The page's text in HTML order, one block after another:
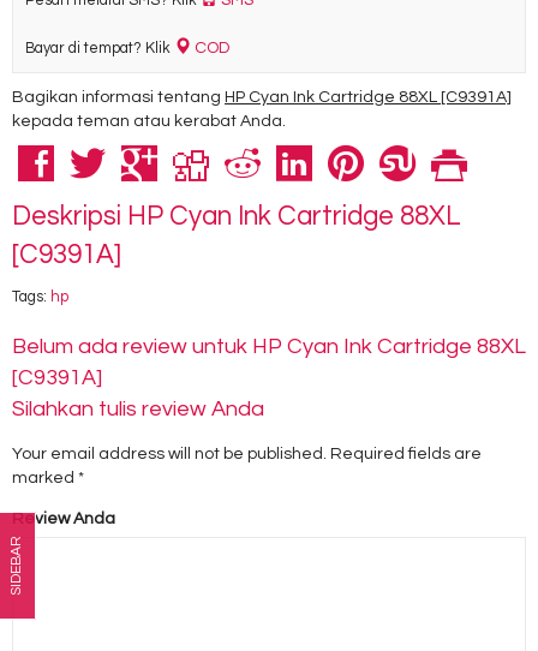
Bayar di tempat? Klik COD
Bagikan informasi tentang HP Cyan Ink Cartridge 88XL [C9391A]
kepada teman atau kerabat Anda.
Deskripsi HP Cyan Ink Cartridge 88XL
[C9391A]
Tags: hp
Belum ada review untuk HP Cyan Ink Cartridge 88XL
[C9391A]
Silahkan tulis review Anda
Your email address will not be published. Required fields are
marked *
Review Anda
SIDEBAR